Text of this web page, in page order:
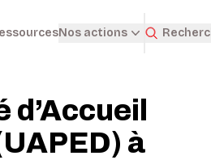
Nos actions
à